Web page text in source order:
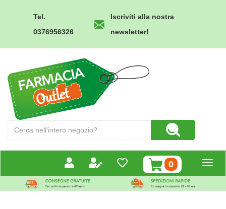
Tel.
0376956326
Iscriviti alla nostra
newsletter!
Outlet
Prodotto
Cerca Prodotto
0prodotti
inseriti